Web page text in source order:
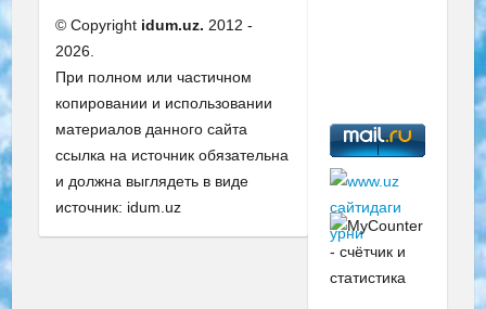
© Copyright idum.uz. 2012 -
2026.
При полном или частичном
копировании и использовании
материалов данного сайта
ссылка на источник обязательна
и должна выглядеть в виде
источник: idum.uz